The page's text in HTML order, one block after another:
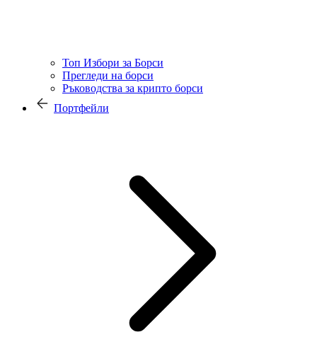
Топ Избори за Борси
Прегледи на борси
Ръководства за крипто борси
Портфейли